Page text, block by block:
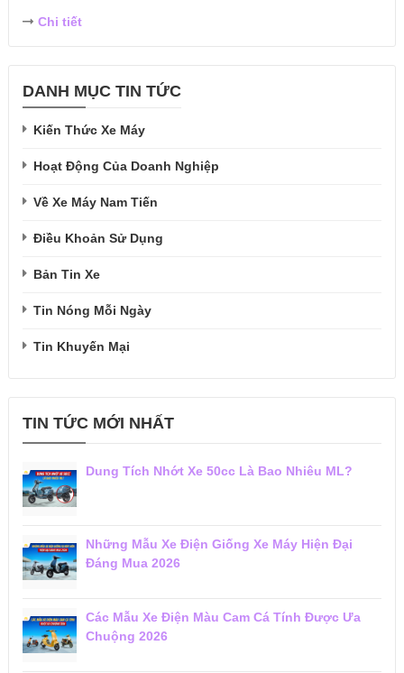
Chi tiết
DANH MỤC TIN TỨC
Kiến Thức Xe Máy
Hoạt Động Của Doanh Nghiệp
Về Xe Máy Nam Tiến
Điều Khoản Sử Dụng
Bản Tin Xe
Tin Nóng Mỗi Ngày
Tin Khuyến Mại
TIN TỨC MỚI NHẤT
Dung Tích Nhớt Xe 50cc Là Bao Nhiêu ML?
Những Mẫu Xe Điện Giống Xe Máy Hiện Đại
Đáng Mua 2026
Các Mẫu Xe Điện Màu Cam Cá Tính Được Ưa
Chuộng 2026